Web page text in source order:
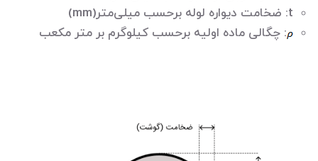
t: ضخامت دیواره لوله برحسب میلی‌متر(mm)
: چگالی ماده اولیه برحسب کیلوگرم بر متر مکعب